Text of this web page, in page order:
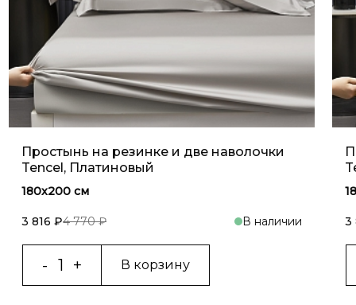
Простынь на резинке и две наволочки
Tencel, Платиновый
180x200 см
3 816 ₽4 770 ₽ В наличии
В корзину
3